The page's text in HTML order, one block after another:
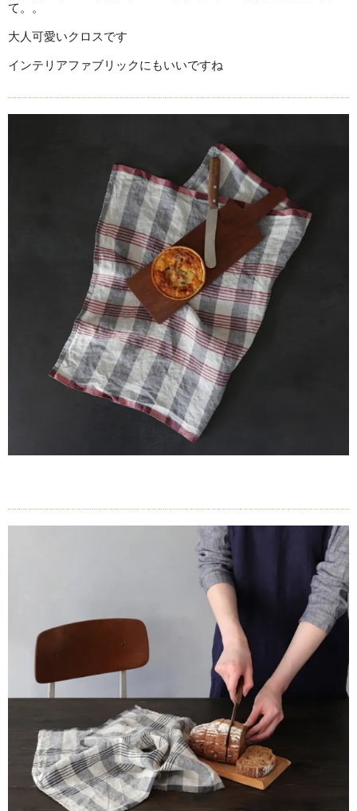
て。。
大人可愛いクロスです
インテリアファブリックにもいいですね